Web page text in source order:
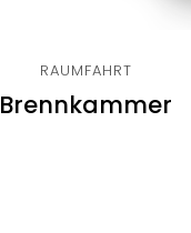
RAUMFAHRT
Brennkammer